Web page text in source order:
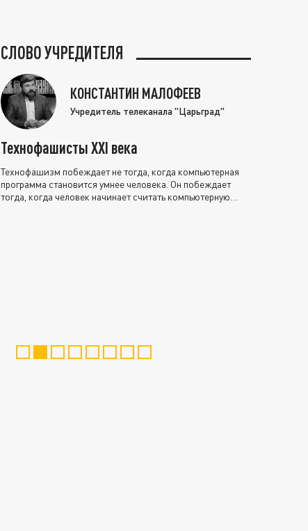
СЛОВО УЧРЕДИТЕЛЯ
КОНСТАНТИН МАЛОФЕЕВ
Учредитель телеканала "Царьград"
Технофашисты XXI века
Технофашизм побеждает не тогда, когда компьютерная
программа становится умнее человека. Он побеждает
тогда, когда человек начинает считать компьютерную